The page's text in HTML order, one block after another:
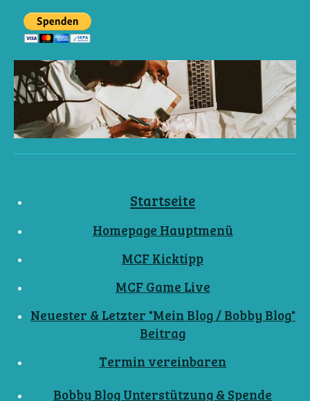
Startseite
Homepage Hauptmenü
MCF Kicktipp
MCF Game Live
Neuester & Letzter "Mein Blog / Bobby Blog"
Beitrag
Termin vereinbaren
Bobby Blog Unterstützung & Spende